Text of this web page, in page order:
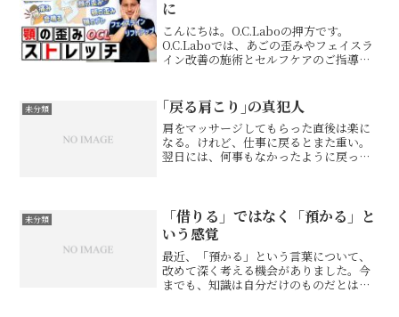
に
こんにちは。O.C.Laboの押方です。
O.C.Laboでは、あごの歪みやフェイスラ
イン改善の施術とセルフケアのご指導も
フケアをご指導しています。ご興味ある
方は...
未分類 ｢戻る肩こり｣の真犯人
肩をマッサージしてもらった直後は楽に
なる。けれど、仕事に戻るとまた重い。
翌日には、何事もなかったように戻って
緩めても、脳への入力が変...
未分類
「借りる」ではなく「預かる」と
いう感覚
最近、「預かる」という言葉について、
改めて深く考える機会がありました。今
までも、知識は自分だけのものだとは思